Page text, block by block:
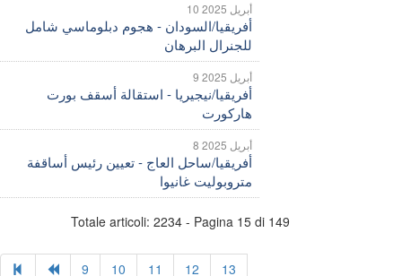
10 أبريل 2025
أفريقيا/السودان - هجوم دبلوماسي شامل
للجنرال البرهان
9 أبريل 2025
أفريقيا/نيجيريا - استقالة أسقف بورت
هاركورت
8 أبريل 2025
أفريقيا/ساحل العاج - تعيين رئيس أساقفة
متروبوليت غانيوا
Totale articoli: 2234 - Pagina 15 di 149